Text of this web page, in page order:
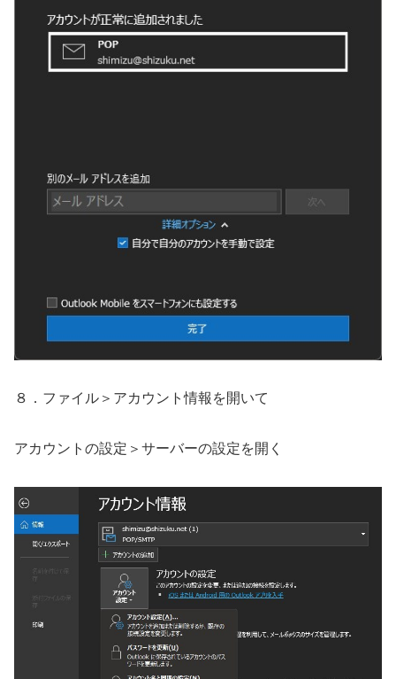
８．ファイル＞アカウント情報を開いて
アカウントの設定＞サーバーの設定を開く